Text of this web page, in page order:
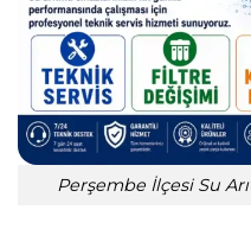
Perşembe İlçesi Su